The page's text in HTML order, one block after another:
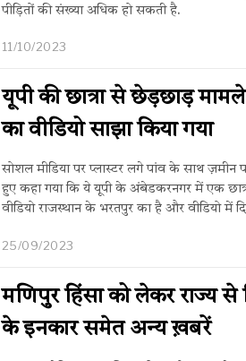
पीड़ितों की संख्या अधिक हो सकती है.
11/10/2023
यूपी की छात्रा से छेड़छाड़
का वीडियो साझा किया गया
सोशल मीडिया पर प्लास्टर लगे पांव के साथ
हुए कहा गया कि ये यूपी के अंबेडकरनगर में एक
वीडियो राजस्थान के भरतपुर का है और वीडियो में
25/09/2023
मणिपुर हिंसा को लेकर राज्य से
के इनकार समेत अन्य ख़बरें